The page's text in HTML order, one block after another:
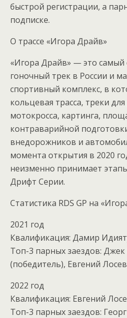
быстрой регистрации, а
подписке.
О трассе «Игора Драйв»
«Игора Драйв» — это
гоночный трек в России и
спортивный комплекс, в
кольцевая трасса, треки
мотокросса, картинга,
контраварийной
внедорожников и
момента открытия в 2020
неизменно принимает
Дрифт Серии.
Статистика RDS GP на
2021 год
Квалификация: Дамир
Топ-3 парных заездов:
(победитель), Евгений
2022 год
Квалификация: Евгений
Топ-3 парных заездов: